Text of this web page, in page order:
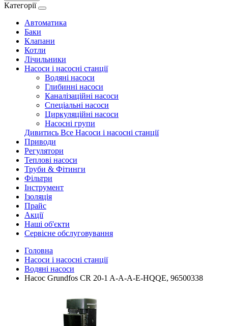
Категорії
Автоматика
Баки
Клапани
Котли
Лічильники
Насоси і насосні станції
Водяні насоси
Глибинні насоси
Каналізаційні насоси
Спеціальні насоси
Циркуляційні насоси
Насосні групи
Дивитись Все Насоси і насосні станції
Приводи
Регулятори
Теплові насоси
Труби & Фітинги
Фільтри
Інструмент
Ізоляція
Прайс
Акції
Наші об'єкти
Сервісне обслуговування
Головна
Насоси і насосні станції
Водяні насоси
Насос Grundfos CR 20-1 A-A-A-E-HQQЕ, 96500338